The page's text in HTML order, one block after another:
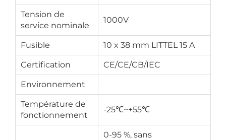
Tension de
service nominale
1000V
Fusible 10 x 38 mm LITTEL 15 A
Certification CE/CE/CB/IEC
Environnement
Température de
fonctionnement
-25℃~+55℃
0-95 %, sans